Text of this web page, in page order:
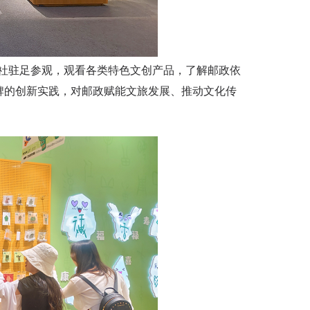
足参观，观看各类特色文创产品，了解邮政依
创新实践，对邮政赋能文旅发展、推动文化传